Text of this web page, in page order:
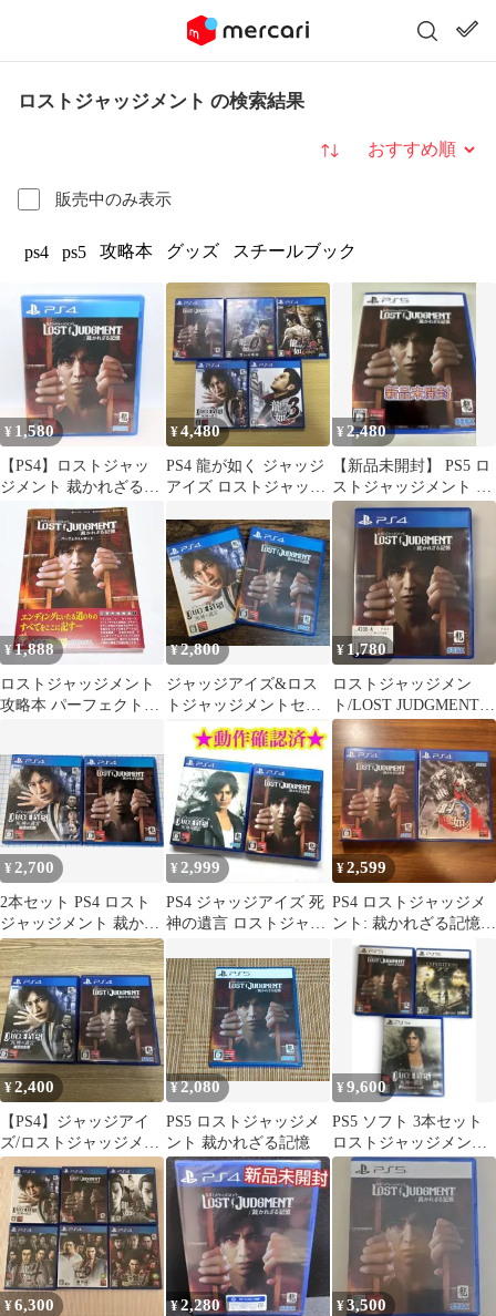
ロストジャッジメント の検索結果
販売中のみ表示
並び替え
ps4 ps5 攻略本 グッズ スチールブック
¥ 1,580
【PS4】ロストジャッ
ジメント 裁かれざる記
¥4,480
PS4 龍が如く ジャッジ
アイズ ロストジャッジ
¥ 2,480
【新品未開封】 PS5 ロ
ストジャッジメント 裁
かれざる記憶
¥1,888
ロストジャッジメント
攻略本 パーフェクトレ
¥2,800
ジャッジアイズ&ロス
トジャッジメントセッ
ト プレステ4
¥ 1,780
ロストジャッジメン
ト/LOST JUDGMENT
裁かれざる記憶 PS4
¥2,700
2本セット PS4 ロスト
ジャッジメント 裁かれ
ざる記憶 + ジャッジア
イズ
¥2,999
PS4 ジャッジアイズ 死
神の遺言 ロストジャッ
憶 2点
¥2,599
PS4 ロストジャッジメ
ント: 裁かれざる記憶
北斗が如く
¥2,400
【PS4】ジャッジアイ
ズ/ロストジャッジメン
ト 2本セット
¥2,080
PS5 ロストジャッジメ
ント 裁かれざる記憶
¥9,600
PS5 ソフト 3本セット
ロストジャッジメント
他
¥6,300 ¥2,280 ¥3,500